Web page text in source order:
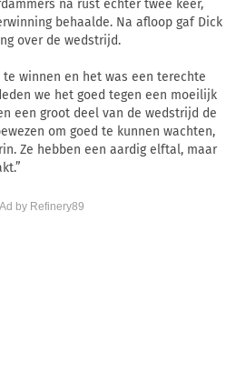
na rust echter twee keer,
behaalde. Na afloop gaf Dick
over de wedstrijd.
te winnen en het was een terechte
we het goed tegen een moeilijk
een groot deel van de wedstrijd de
om goed te kunnen wachten,
Ze hebben een aardig elftal, maar
by Refinery89